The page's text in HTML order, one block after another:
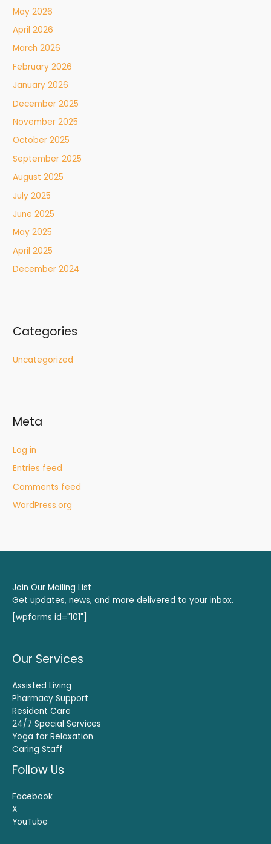
May 2026
April 2026
March 2026
February 2026
January 2026
December 2025
November 2025
October 2025
September 2025
August 2025
July 2025
June 2025
May 2025
April 2025
December 2024
Categories
Uncategorized
Meta
Log in
Entries feed
Comments feed
WordPress.org
Join Our Mailing List
Get updates, news, and more delivered to your inbox.
[wpforms id="101"]
Our Services
Assisted Living
Pharmacy Support
Resident Care
24/7 Special Services
Yoga for Relaxation
Caring Staff
Follow Us
Facebook
X
YouTube